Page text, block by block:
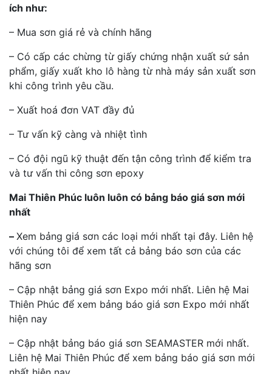
ích như:
– Mua sơn giá rẻ và chính hãng
– Có cấp các chừng từ giấy chứng nhận xuất sứ sản
phẩm, giấy xuất kho lô hàng từ nhà máy sản xuất sơn
khi công trình yêu cầu.
– Xuất hoá đơn VAT đầy đủ
– Tư vấn kỹ càng và nhiệt tình
– Có đội ngũ kỹ thuật đến tận công trình để kiểm tra
và tư vấn thi công sơn epoxy
Mai Thiên Phúc luôn luôn có bảng báo giá sơn mới
nhất
– Xem bảng giá sơn các loại mới nhất tại đây. Liên hệ
với chúng tôi để xem tất cả bảng báo sơn của các
hãng sơn
– Cập nhật bảng giá sơn Expo mới nhất. Liên hệ Mai
Thiên Phúc để xem bảng báo giá sơn Expo mới nhất
hiện nay
– Cập nhật bảng báo giá sơn SEAMASTER mới nhất.
Liên hệ Mai Thiên Phúc để xem bảng báo giá sơn mới